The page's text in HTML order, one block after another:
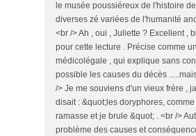
le musée poussiéreux de l'histoire
diverses zé variées de l'humanité
<br /> Ah , oui , Juliette ? Excellent ,
pour cette lecture . Précise comme
médicolégale , qui explique sans
possible les causes du décès
/> Je me souviens d'un vieux frère ,
disait : &quot;les doryphores,
ramasse et je brule &quot; . <br />
problème des causes et